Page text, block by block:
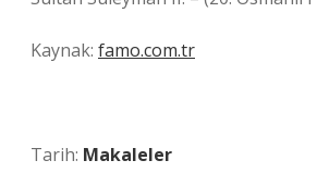
Kaynak: famo.com.tr
Tarih: Makaleler